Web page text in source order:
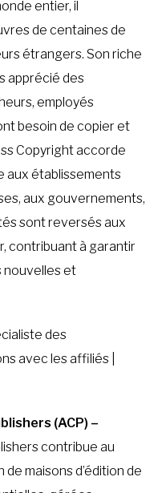
entier, il
de centaines de
étrangers. Son riche
apprécié des
employés
besoin de copier et
Copyright accorde
aux établissements
aux gouvernements,
sont reversés aux
contribuant à garantir
nouvelles et
des
avec les affiliés |
(ACP) –
contribue au
maisons d’édition de